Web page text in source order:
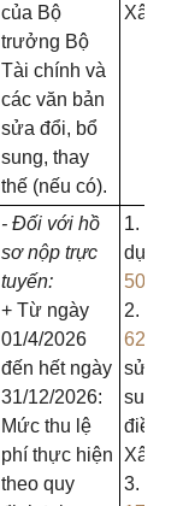
của Bộ
trưởng Bộ
Tài chính và
các văn bản
sửa đổi, bổ
sung, thay
thế (nếu có).
Xây
- Đối với hồ
sơ nộp trực
tuyến:
+ Từ ngày
01/4/2026
đến hết ngày
31/12/2026:
Mức thu lệ
phí thực hiện
theo quy
1.
dựng
50/
2.
62/
sửa
sung
điều
Xây
3.